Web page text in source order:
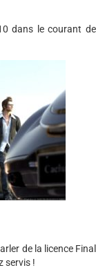
dans le courant de
de la licence Final
servis !